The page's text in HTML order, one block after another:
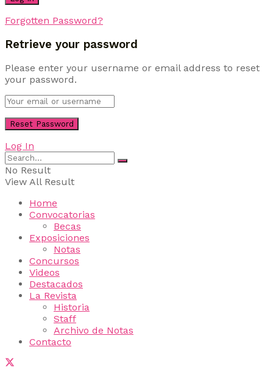
Forgotten Password?
Retrieve your password
Please enter your username or email address to reset
your password.
Log In
No Result
View All Result
Home
Convocatorias
Becas
Exposiciones
Notas
Concursos
Videos
Destacados
La Revista
Historia
Staff
Archivo de Notas
Contacto